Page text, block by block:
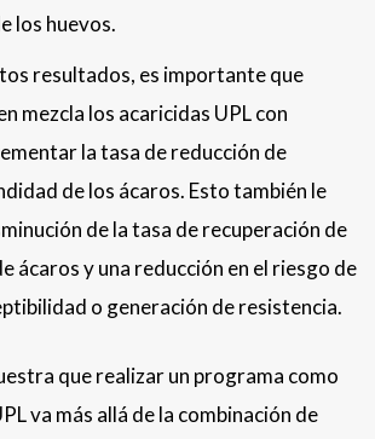
los huevos.
resultados, es importante que
mezcla los acaricidas UPL con
la tasa de reducción de
de los ácaros. Esto también le
de la tasa de recuperación de
ácaros y una reducción en el riesgo de
o generación de resistencia.
que realizar un programa como
va más allá de la combinación de